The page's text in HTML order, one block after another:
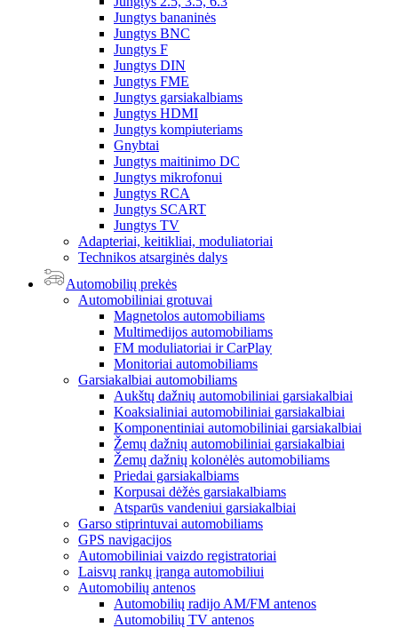
Jungtys bananinės
Jungtys BNC
Jungtys F
Jungtys DIN
Jungtys FME
Jungtys garsiakalbiams
Jungtys HDMI
Jungtys kompiuteriams
Gnybtai
Jungtys maitinimo DC
Jungtys mikrofonui
Jungtys RCA
Jungtys SCART
Jungtys TV
Adapteriai, keitikliai, moduliatoriai
Technikos atsarginės dalys
Automobilių prekės
Automobiliniai grotuvai
Magnetolos automobiliams
Multimedijos automobiliams
FM moduliatoriai ir CarPlay
Monitoriai automobiliams
Garsiakalbiai automobiliams
Aukštų dažnių automobiliniai garsiakalbiai
Koaksialiniai automobiliniai garsiakalbiai
Komponentiniai automobiliniai garsiakalbiai
Žemų dažnių automobiliniai garsiakalbiai
Žemų dažnių kolonėlės automobiliams
Priedai garsiakalbiams
Korpusai dėžės garsiakalbiams
Atsparūs vandeniui garsiakalbiai
Garso stiprintuvai automobiliams
GPS navigacijos
Automobiliniai vaizdo registratoriai
Laisvų rankų įranga automobiliui
Automobilių antenos
Automobilių radijo AM/FM antenos
Automobilių TV antenos